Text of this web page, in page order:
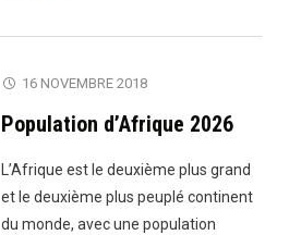
pays
peuplés
16 NOVEMBRE 2018
Population d’Afrique 2026
L’Afrique est le deuxième plus grand
et le deuxième plus peuplé continent
du monde, avec une population